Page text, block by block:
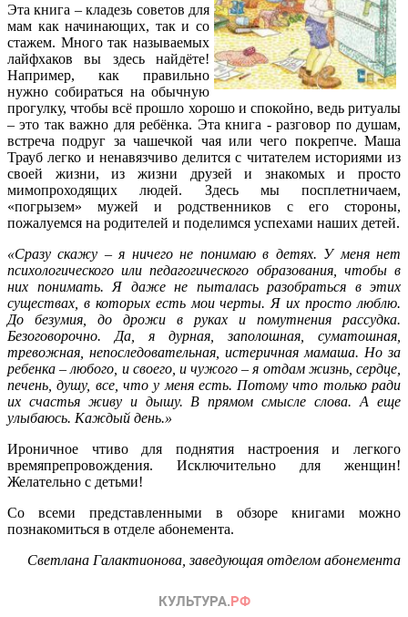
Эта книга – кладезь советов для
мам как начинающих, так и со
стажем. Много так называемых
лайфхаков вы здесь найдёте!
Например, как правильно
нужно собираться на обычную
прогулку, чтобы всё прошло хорошо и спокойно, ведь ритуалы
– это так важно для ребёнка. Эта книга - разговор по душам,
встреча подруг за чашечкой чая или чего покрепче. Маша
Трауб легко и ненавязчиво делится с читателем историями из
своей жизни, из жизни друзей и знакомых и просто
мимопроходящих людей. Здесь мы посплетничаем,
«погрызем» мужей и родственников с его стороны,
пожалуемся на родителей и поделимся успехами наших детей.
«Сразу скажу – я ничего не понимаю в детях. У меня нет
психологического или педагогического образования, чтобы в
них понимать. Я даже не пыталась разобраться в этих
существах, в которых есть мои черты. Я их просто люблю.
До безумия, до дрожи в руках и помутнения рассудка.
Безоговорочно. Да, я дурная, заполошная, суматошная,
тревожная, непоследовательная, истеричная мамаша. Но за
ребенка – любого, и своего, и чужого – я отдам жизнь, сердце,
печень, душу, все, что у меня есть. Потому что только ради
их счастья живу и дышу. В прямом смысле слова. А еще
улыбаюсь. Каждый день.»
Ироничное чтиво для поднятия настроения и легкого
времяпрепровождения. Исключительно для женщин!
Желательно с детьми!
Со всеми представленными в обзоре книгами можно
познакомиться в отделе абонемента.
Светлана Галактионова,заведующая отделом абонемента